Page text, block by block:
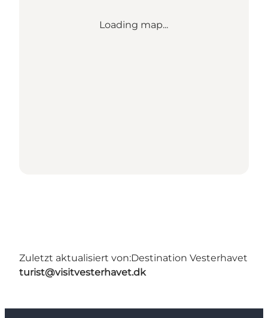
Loading map...
Zuletzt aktualisiert von:Destination Vesterhavet
turist@visitvesterhavet.dk